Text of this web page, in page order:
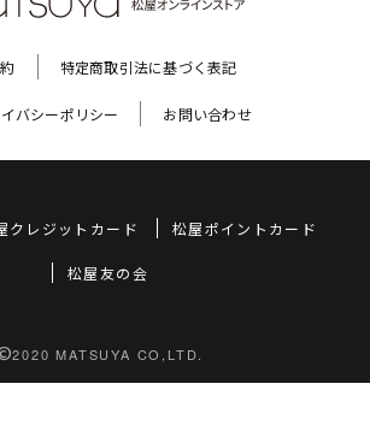
特定商取引法に基づく表記
バシーポリシー お問い合わせ
クレジットカード 松屋ポイントカード
松屋友の会
2020 MATSUYA CO,LTD.